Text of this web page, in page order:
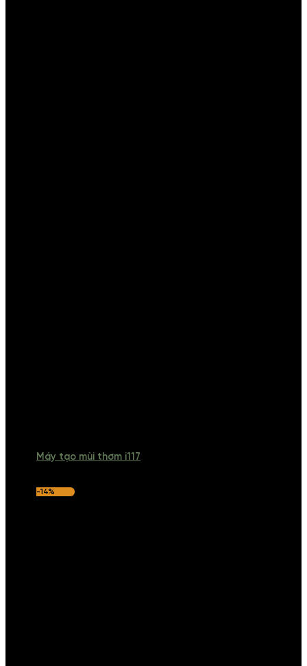
Máy tạo mùi thơm i117
-14%